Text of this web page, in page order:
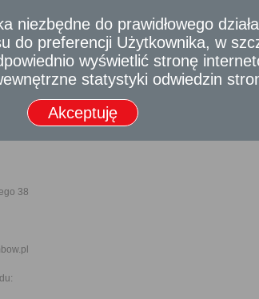
jest niezwłocznie, nie później niż w ciągu miesiąca od
terminów przewidzianych w przepisach prawa do
oraz okresów opóźnień spowodowanych z
38
niezbędne do prawidłowego
do preferencji Użytkownika, w
wyświetlić stronę
statystyki odwiedzin
Akceptuję